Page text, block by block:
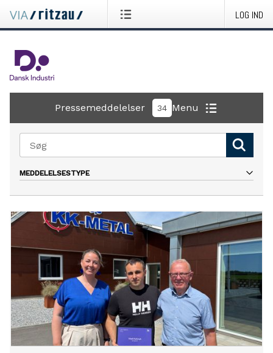
LOG IND
Pressemeddelelser 34 Menu
MEDDELELSESTYPE
Alle
Pressemeddelelse